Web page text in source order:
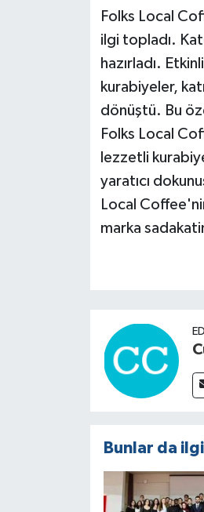
Folks Local
ilgi topladı.
hazırladı.
kurabiyeler,
dönüştü. Bu
Folks Local
lezzetli
yaratıcı
Local
marka
Bunlar da